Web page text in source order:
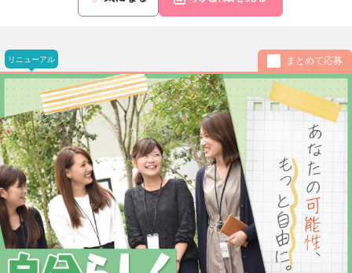
リニューアル まとめて応募